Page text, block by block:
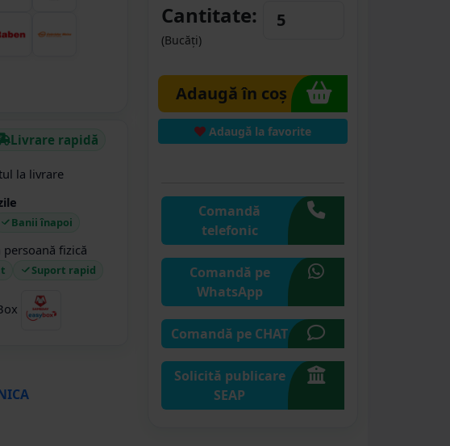
Livrare rapidă
la livrare
Banii înapoi
persoană fizică
Suport rapid
Cantitate:
(Bucăți)
Adaugă în coș
Adaugă la favorite
Comandă
telefonic
Comandă pe
WhatsApp
Comandă pe CHAT
Solicită publicare
SEAP